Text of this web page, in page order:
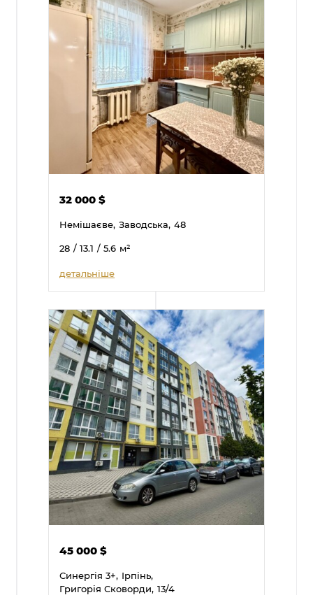
32 000$
Немішаєве, Заводська, 48
28 / 13.1 / 5.6 м²
детальніше
45 000$
Синергія 3+, Ірпінь,
Григорія Сковорди, 13/4